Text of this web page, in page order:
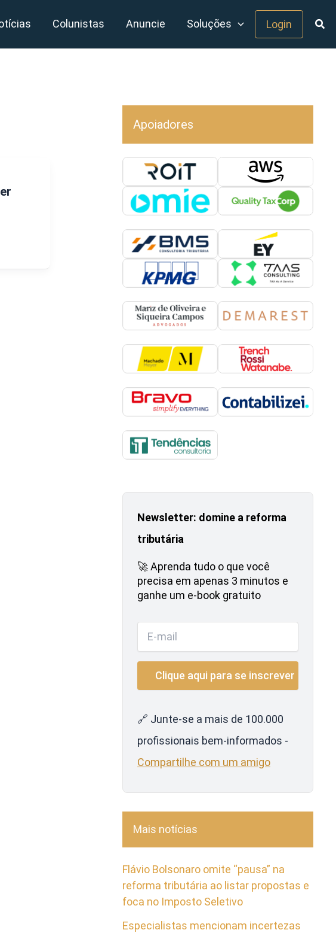
Colunistas Anuncie Soluções Login
Apoiadores
Newsletter: domine a reforma
tributária
🚀 Aprenda tudo o que você
precisa em apenas 3 minutos e
ganhe um e-book gratuito
🔗 Junte-se a mais de 100.000
profissionais bem-informados -
Compartilhe com um amigo
Mais notícias
Flávio Bolsonaro omite “pausa” na
reforma tributária ao listar propostas e
foca no Imposto Seletivo
Especialistas mencionam incertezas